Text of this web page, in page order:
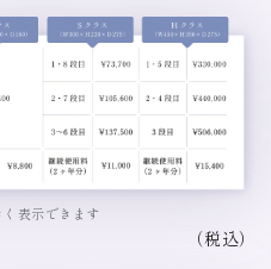
表示できます
（税込）